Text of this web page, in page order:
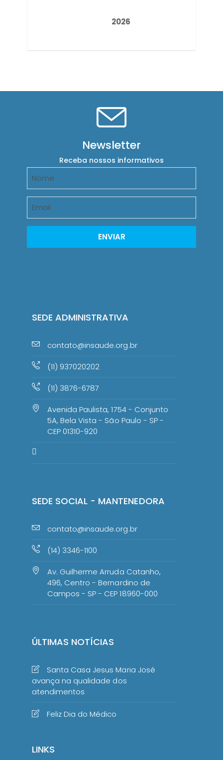
2026
Newsletter
Receba nossos informativos
ENVIAR
SEDE ADMINISTRATIVA
contato@insaude.org.br
(11) 937020202
(11) 3876-6787
Avenida Paulista, 1754 - Conjunto
5A, Bela Vista - São Paulo - SP -
CEP 01310-920
SEDE SOCIAL - MANTENEDORA
contato@insaude.org.br
(14) 3346-1100
Av. Guilherme Arruda Catanho,
496, Centro - Bernardino de
Campos - SP - CEP 18960-000
ÚLTIMAS NOTÍCIAS
Santa Casa Jesus Maria José
avança na qualidade dos
atendimentos
Feliz Dia do Médico
LINKS